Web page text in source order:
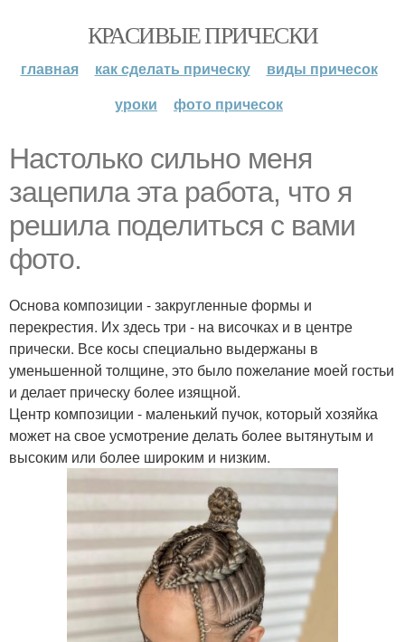
КРАСИВЫЕ ПРИЧЕСКИ
главная как сделать прическу
виды причесок
уроки
фото причесок
Настолько сильно меня
зацепила эта работа, что я
решила поделиться с вами
фото.
Основа композиции - закругленные формы и
перекрестия. Их здесь три - на височках и в центре
прически. Все косы специально выдержаны в
уменьшенной толщине, это было пожелание моей гостьи
и делает прическу более изящной.
Центр композиции - маленький пучок, который хозяйка
может на свое усмотрение делать более вытянутым и
высоким или более широким и низким.